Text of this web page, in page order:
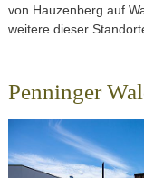
von Hauzenberg auf
weitere dieser
Penninger